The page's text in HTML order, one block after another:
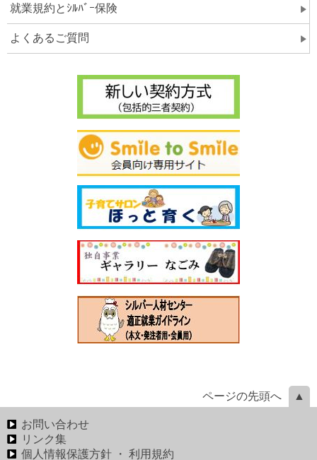
就業規約とｼﾙﾊﾞｰ保険
よくあるご質問
ページの先頭へ
お問い合わせ
リンク集
個人情報保護方針 ・ 利用規約